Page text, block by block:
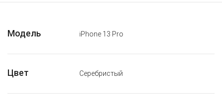
Модель iPhone 13 Pro
Цвет Серебристый